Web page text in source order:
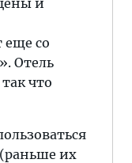
и
еще со
Отель
что
их